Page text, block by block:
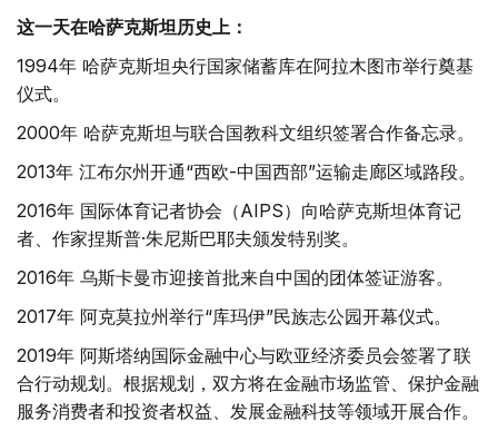
这一天在哈萨克斯坦历史上：
1994年 哈萨克斯坦央行国家储蓄库在阿拉木图市举行奠基
仪式。
2000年 哈萨克斯坦与联合国教科文组织签署合作备忘录。
2013年 江布尔州开通“西欧-中国西部”运输走廊区域路段。
2016年 国际体育记者协会（AIPS）向哈萨克斯坦体育记
者、作家捏斯普·朱尼斯巴耶夫颁发特别奖。
2016年 乌斯卡曼市迎接首批来自中国的团体签证游客。
2017年 阿克莫拉州举行“库玛伊”民族志公园开幕仪式。
2019年 阿斯塔纳国际金融中心与欧亚经济委员会签署了联
合行动规划。根据规划，双方将在金融市场监管、保护金融
服务消费者和投资者权益、发展金融科技等领域开展合作。